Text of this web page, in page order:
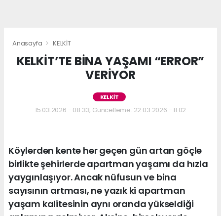
Anasayfa KELKİT
KELKİT’TE BİNA YAŞAMI “ERROR”
VERİYOR
KELKİT
15.03.2026 - 08:33, Güncelleme: 22.03.2026 - 11:02
Köylerden kente her geçen gün artan göçle
birlikte şehirlerde apartman yaşamı da hızla
yaygınlaşıyor. Ancak nüfusun ve bina
sayısının artması, ne yazık ki apartman
yaşam kalitesinin aynı oranda yükseldiği